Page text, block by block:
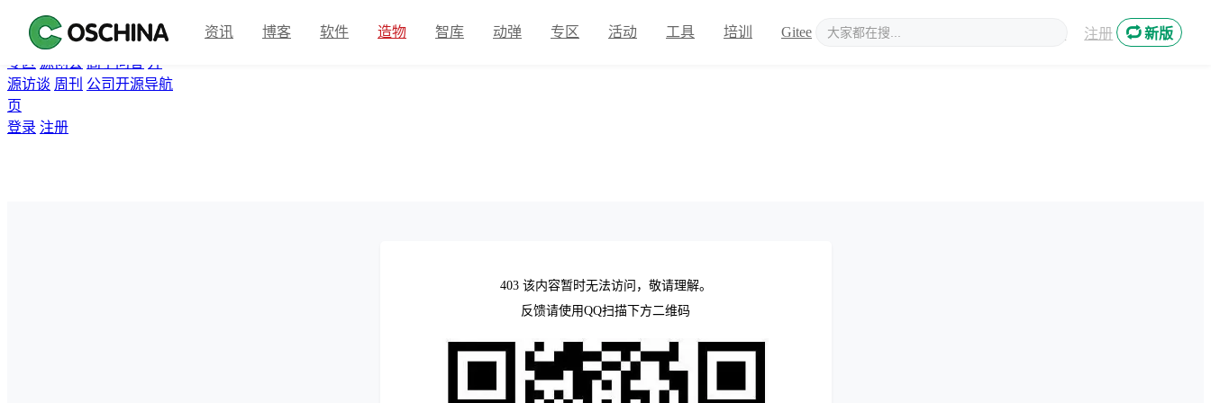
首页 开源软件
翻译 资讯 Gitee 众包 活动
专区 源创会 高手问答 开
源访谈 周刊 公司开源导航
页
登录 注册
资讯 博客 软件 造物 智库 动弹 专区 活动 工具 培训 Gitee 新媒体 注册 新版
403 该内容暂时无法访问，敬请理解。
反馈请使用QQ扫描下方二维码